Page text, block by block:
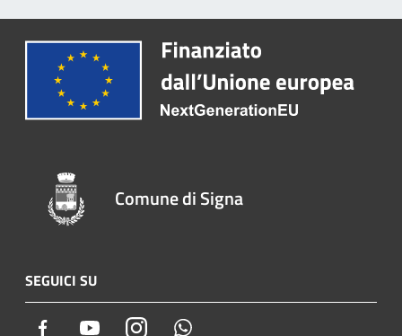
Comune di Signa
SEGUICI SU
Facebook YoutubeInstagram